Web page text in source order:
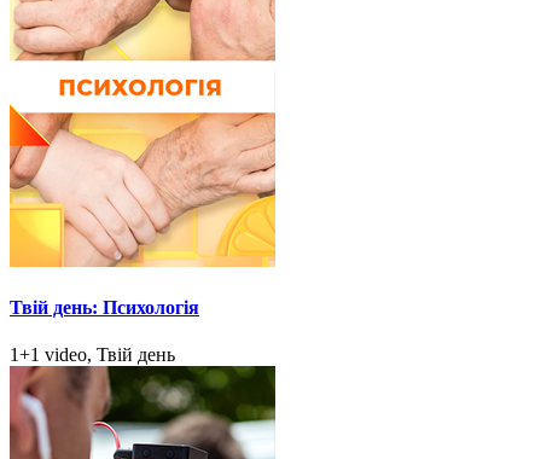
Твій день: Психологія
1+1 video, Твій день